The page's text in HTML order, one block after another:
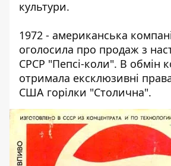
культури.
1972 - американська
оголосила про продаж з
СРСР "Пепсі-коли". В обмін
отримала ексклюзивні
США горілки "Столична".